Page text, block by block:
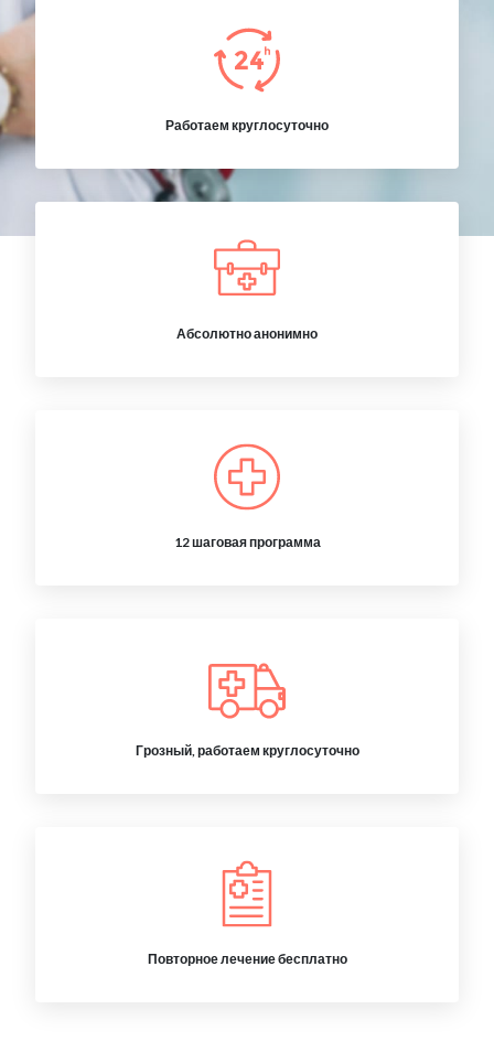
Работаем круглосуточно
Абсолютно анонимно
12 шаговая программа
Грозный, работаем круглосуточно
Повторное лечение бесплатно